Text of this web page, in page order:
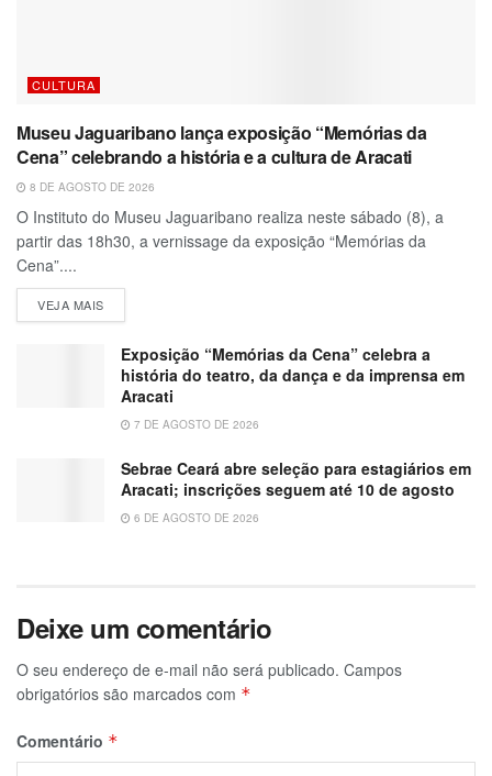
CULTURA
Museu Jaguaribano lança exposição “Memórias da
Cena” celebrando a história e a cultura de Aracati
8 DE AGOSTO DE 2026
O Instituto do Museu Jaguaribano realiza neste sábado (8), a
partir das 18h30, a vernissage da exposição “Memórias da
Cena”....
VEJA MAIS
Exposição “Memórias da Cena” celebra a
história do teatro, da dança e da imprensa em
Aracati
7 DE AGOSTO DE 2026
Sebrae Ceará abre seleção para estagiários em
Aracati; inscrições seguem até 10 de agosto
6 DE AGOSTO DE 2026
Deixe um comentário
O seu endereço de e-mail não será publicado. Campos
obrigatórios são marcados com *
Comentário *